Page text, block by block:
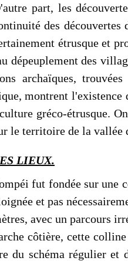
part, les
des découvertes
étrusque et
dépeuplement des
archaïques,
montrent
gréco-étrusque.
le territoire de la vallée
LIEUX.
fut fondée sur une
et pas
avec un parcours
côtière, cette
du schéma régulier et